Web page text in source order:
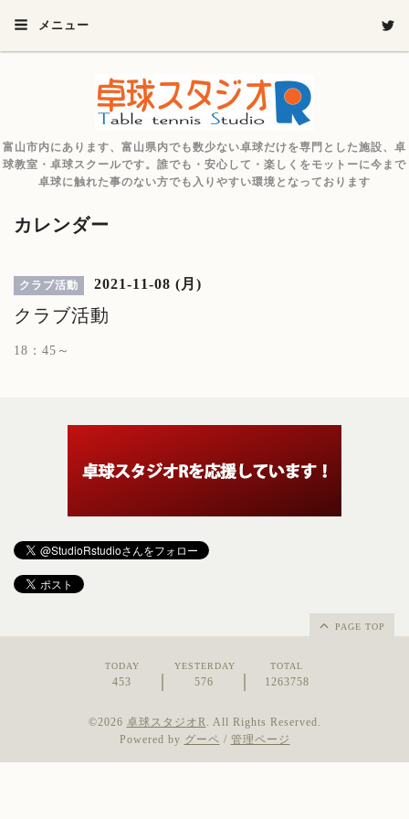
メニュー
富山市内にあります、富山県内でも数少ない卓球だけを専門とした施設、卓
球教室・卓球スクールです。誰でも・安心して・楽しくをモットーに今まで
卓球に触れた事のない方でも入りやすい環境となっております
カレンダー
クラブ活動 2021-11-08 (月)
クラブ活動
18：45～
PAGE TOP
TODAY
453
YESTERDAY
576
TOTAL
1263758
©2026 卓球スタジオR. All Rights Reserved.
Powered by グーペ / 管理ページ